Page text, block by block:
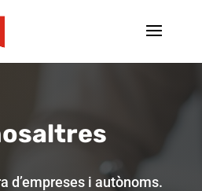
d’empreses i autònoms.